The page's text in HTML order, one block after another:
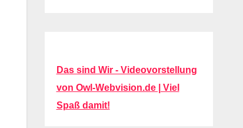
Das sind Wir - Videovorstellung
von Owl-Webvision.de | Viel
Spaß damit!